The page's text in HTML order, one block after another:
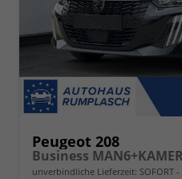
Peugeot 208
unverbindliche Lieferzeit: SOFORT